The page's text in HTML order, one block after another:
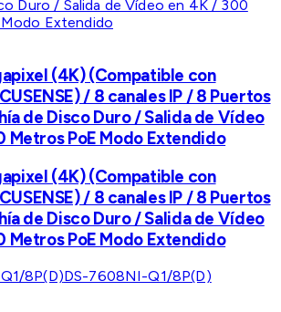
(4K) (Compatible con
/ 8 canales IP / 8 Puertos
de Disco Duro / Salida de Vídeo
Metros PoE Modo Extendido
(4K) (Compatible con
/ 8 canales IP / 8 Puertos
de Disco Duro / Salida de Vídeo
Metros PoE Modo Extendido
8P(D)DS-7608NI-Q1/8P(D)